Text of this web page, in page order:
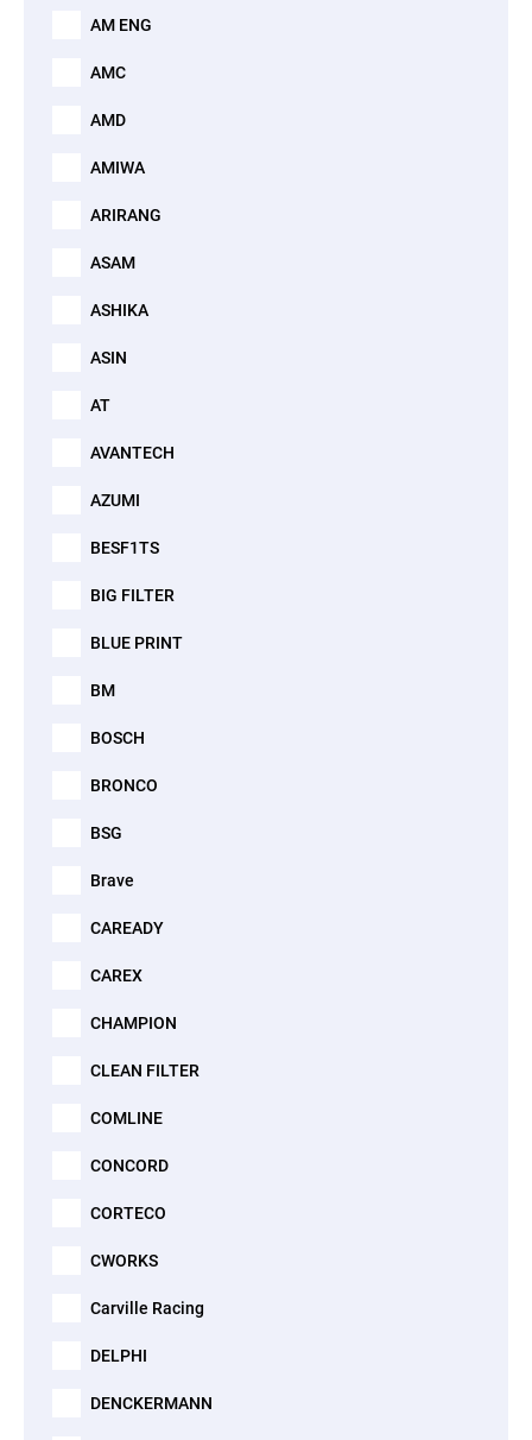
AM ENG
AMC
AMD
AMIWA
ARIRANG
ASAM
ASHIKA
ASIN
AT
AVANTECH
AZUMI
BESF1TS
BIG FILTER
BLUE PRINT
BM
BOSCH
BRONCO
BSG
Brave
CAREADY
CAREX
CHAMPION
CLEAN FILTER
COMLINE
CONCORD
CORTECO
CWORKS
Carville Racing
DELPHI
DENCKERMANN